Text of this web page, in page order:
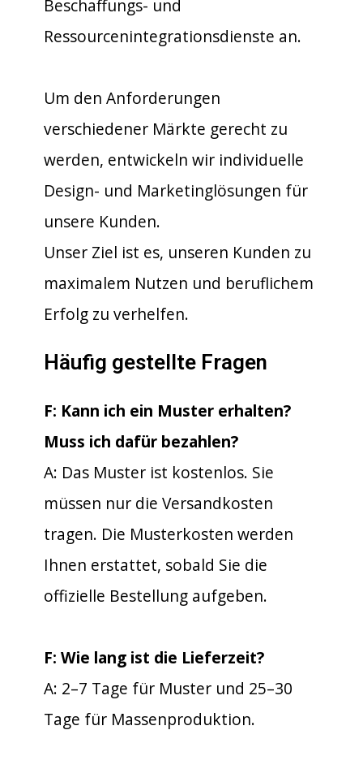
Beschaffungs- und
Ressourcenintegrationsdienste an.
Um den Anforderungen
verschiedener Märkte gerecht zu
werden, entwickeln wir individuelle
Design- und Marketinglösungen für
unsere Kunden.
Unser Ziel ist es, unseren Kunden zu
maximalem Nutzen und beruflichem
Erfolg zu verhelfen.
Häufig gestellte Fragen
F: Kann ich ein Muster erhalten?
Muss ich dafür bezahlen?
A: Das Muster ist kostenlos. Sie
müssen nur die Versandkosten
tragen. Die Musterkosten werden
Ihnen erstattet, sobald Sie die
offizielle Bestellung aufgeben.
F: Wie lang ist die Lieferzeit?
A: 2–7 Tage für Muster und 25–30
Tage für Massenproduktion.